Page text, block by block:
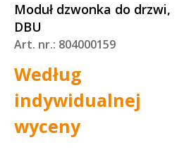
Moduł dzwonka do drzwi,
DBU
Art. nr.: 804000159
Według
indywidualnej
wyceny